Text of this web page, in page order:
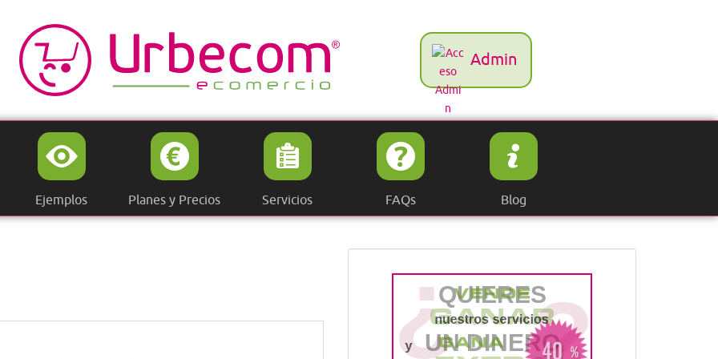
Admin
Ejemplos Planes y Precios Servicios FAQs Blog